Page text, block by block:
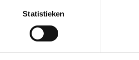
Statistieken